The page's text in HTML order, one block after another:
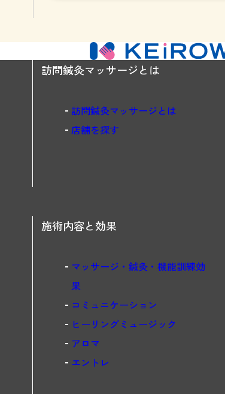
訪問鍼灸マッサージとは
訪問鍼灸マッサージとは
店舗を探す
施術内容と効果
マッサージ・鍼灸・機能訓練効
果
コミュニケーション
ヒーリングミュージック
アロマ
エントレ